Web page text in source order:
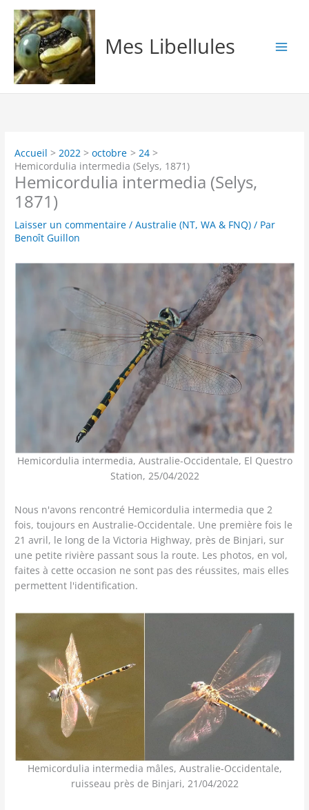
Aller
contenu
Mes Libellules
Accueil 2022 octobre
24
Hemicordulia intermedia (Selys, 1871)
Hemicordulia intermedia (Selys,
1871)
Laisser un commentaire /Australie (NT, WA & FNQ) / Par
Benoît Guillon
Hemicordulia intermedia, Australie-Occidentale, El Questro
Station, 25/04/2022
Nous n'avons rencontré Hemicordulia intermedia que 2
fois, toujours en Australie-Occidentale. Une première fois le
21 avril, le long de la Victoria Highway, près de Binjari, sur
une petite rivière passant sous la route. Les photos, en vol,
faites à cette occasion ne sont pas des réussites, mais elles
permettent l'identification.
Hemicordulia intermedia mâles, Australie-Occidentale,
ruisseau près de Binjari, 21/04/2022